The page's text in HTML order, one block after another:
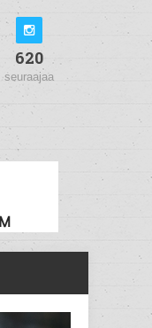
620
seuraajaa